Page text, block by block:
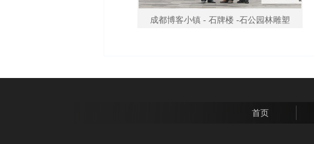
成都博客小镇 - 石牌楼 -石公园林雕塑
首页